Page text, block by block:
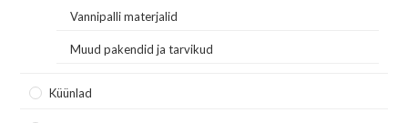
Vannipalli materjalid
Muud pakendid ja tarvikud
Küünlad